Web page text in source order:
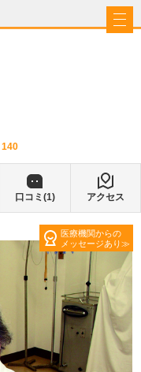
140
口コミ(1) アクセス
医療機関からの
メッセージあり